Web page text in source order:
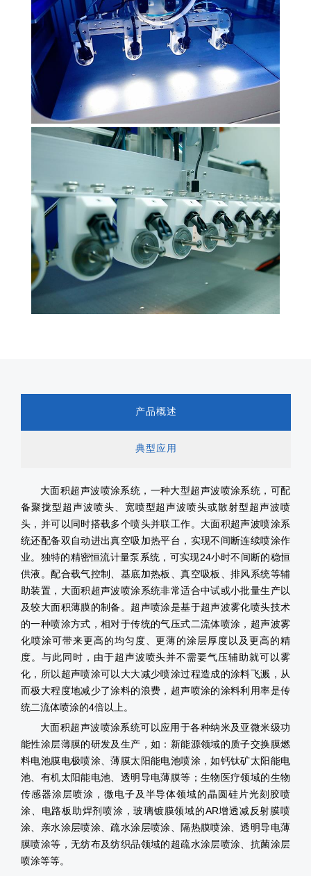
产品概述
典型应用
大面积超声波喷涂系统，一种大型超声波喷涂系统，可配
备聚拢型超声波喷头、宽喷型超声波喷头或散射型超声波喷
头，并可以同时搭载多个喷头并联工作。大面积超声波喷涂系
统还配备双自动进出真空吸加热平台，实现不间断连续喷涂作
业。独特的精密恒流计量泵系统，可实现24小时不间断的稳恒
供液。配合载气控制、基底加热板、真空吸板、排风系统等辅
助装置，大面积超声波喷涂系统非常适合中试或小批量生产以
及较大面积薄膜的制备。超声喷涂是基于超声波雾化喷头技术
的一种喷涂方式，相对于传统的气压式二流体喷涂，超声波雾
化喷涂可带来更高的均匀度、更薄的涂层厚度以及更高的精
度。与此同时，由于超声波喷头并不需要气压辅助就可以雾
化，所以超声喷涂可以大大减少喷涂过程造成的涂料飞溅，从
而极大程度地减少了涂料的浪费，超声喷涂的涂料利用率是传
统二流体喷涂的4倍以上。
大面积超声波喷涂系统可以应用于各种纳米及亚微米级功
能性涂层薄膜的研发及生产，如：新能源领域的质子交换膜燃
料电池膜电极喷涂、薄膜太阳能电池喷涂，如钙钛矿太阳能电
池、有机太阳能电池、透明导电薄膜等；生物医疗领域的生物
传感器涂层喷涂，微电子及半导体领域的晶圆硅片光刻胶喷
涂、电路板助焊剂喷涂，玻璃镀膜领域的AR增透减反射膜喷
涂、亲水涂层喷涂、疏水涂层喷涂、隔热膜喷涂、透明导电薄
膜喷涂等，无纺布及纺织品领域的超疏水涂层喷涂、抗菌涂层
喷涂等等。